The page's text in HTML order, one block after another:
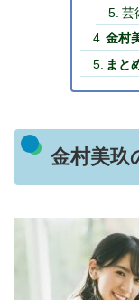
芸
金村
まと
金村美玖